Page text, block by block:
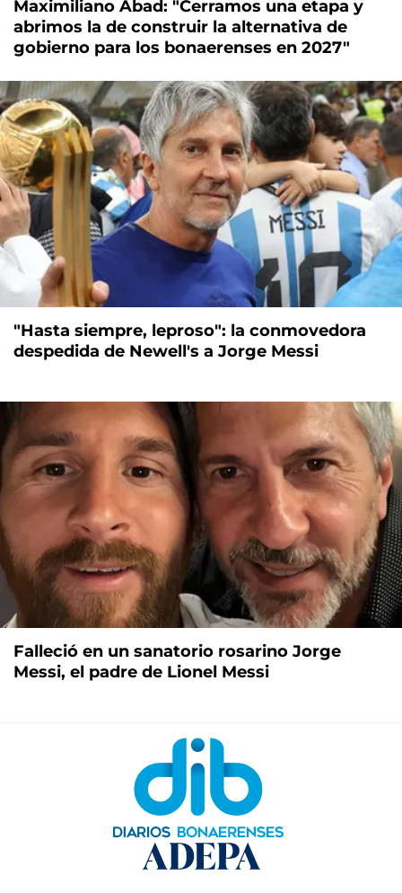
Maximiliano Abad: "Cerramos una etapa y
abrimos la de construir la alternativa de
gobierno para los bonaerenses en 2027"
"Hasta siempre, leproso": la conmovedora
despedida de Newell's a Jorge Messi
Falleció en un sanatorio rosarino Jorge
Messi, el padre de Lionel Messi